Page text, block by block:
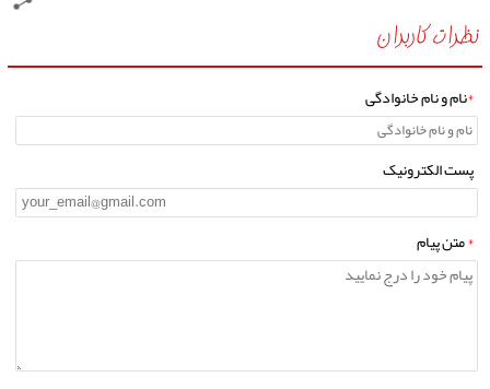
نظرات کاربران
*نام و نام خانوادگی
پست الکترونیک
*متن پیام